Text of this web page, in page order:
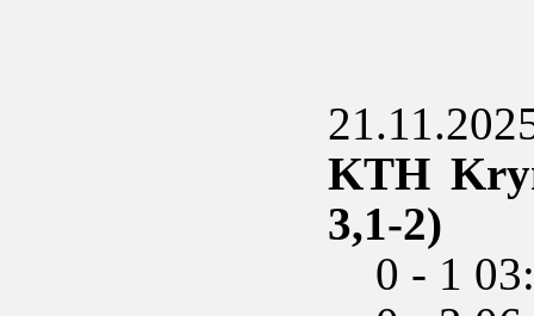
KTH
3,1-2)
0 - 1